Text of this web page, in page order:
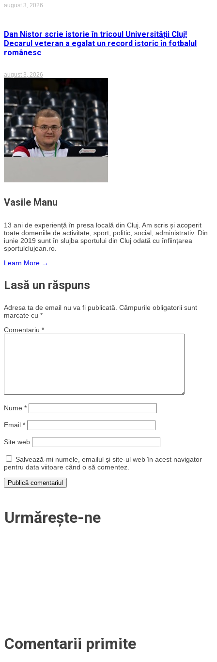
august 3, 2026
Dan Nistor scrie istorie în tricoul Universității Cluj!
Decarul veteran a egalat un record istoric în fotbalul
românesc
august 3, 2026
Vasile Manu
13 ani de experiență în presa locală din Cluj. Am scris și acoperit
toate domeniile de activitate, sport, politic, social, administrativ. Din
iunie 2019 sunt în slujba sportului din Cluj odată cu înființarea
sportulclujean.ro.
Learn More →
Lasă un răspuns
Adresa ta de email nu va fi publicată. Câmpurile obligatorii sunt
marcate cu *
Comentariu *
Nume *
Email *
Site web
Salvează-mi numele, emailul și site-ul web în acest navigator
pentru data viitoare când o să comentez.
Urmărește-ne
Comentarii primite